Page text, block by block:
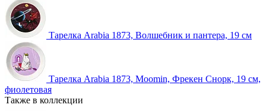
Тарелка Arabia 1873, Волшебник и пантера, 19 см
Тарелка Arabia 1873, Moomin, Фрекен Снорк, 19 см,
фиолетовая
Также в коллекции